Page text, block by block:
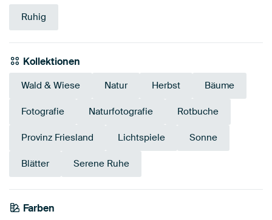
Ruhig
Kollektionen
Wald & Wiese Natur Herbst Bäume
Fotografie Naturfotografie Rotbuche
Provinz Friesland Lichtspiele Sonne
Blätter Serene Ruhe
Farben
Smaragdgrün
Bordeaux
Blau